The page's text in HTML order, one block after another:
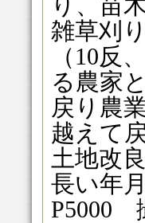
雑草刈
（10反
る農家
戻り農
越えて
土地改
長い年
P5000